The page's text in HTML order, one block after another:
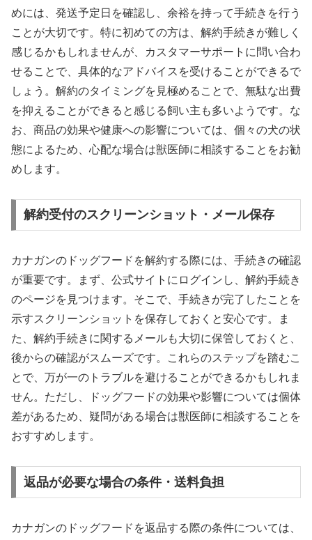
めには、発送予定日を確認し、余裕を持って手続きを行う
ことが大切です。特に初めての方は、解約手続きが難しく
感じるかもしれませんが、カスタマーサポートに問い合わ
せることで、具体的なアドバイスを受けることができるで
しょう。解約のタイミングを見極めることで、無駄な出費
を抑えることができると感じる飼い主も多いようです。な
お、商品の効果や健康への影響については、個々の犬の状
態によるため、心配な場合は獣医師に相談することをお勧
めします。
解約受付のスクリーンショット・メール保存
カナガンのドッグフードを解約する際には、手続きの確認
が重要です。まず、公式サイトにログインし、解約手続き
のページを見つけます。そこで、手続きが完了したことを
示すスクリーンショットを保存しておくと安心です。ま
た、解約手続きに関するメールも大切に保管しておくと、
後からの確認がスムーズです。これらのステップを踏むこ
とで、万が一のトラブルを避けることができるかもしれま
せん。ただし、ドッグフードの効果や影響については個体
差があるため、疑問がある場合は獣医師に相談することを
おすすめします。
返品が必要な場合の条件・送料負担
カナガンのドッグフードを返品する際の条件については、